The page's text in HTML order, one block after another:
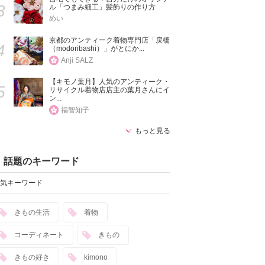
ル「つまみ細工」髪飾りの作り方
めい
京都のアンティーク着物専門店「戻橋
（modoribashi）」がとにか...
Anji SALZ
【キモノ葉月】人気のアンティーク・
リサイクル着物店店主の葉月さんにイ
ン...
福智知子
もっと見る
話題のキーワード
キーワード
きもの生活 着物
コーディネート きもの
きもの好き kimono